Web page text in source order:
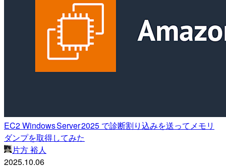
EC2 Windows Server 2025 で診断割り込みを送ってメモリ
ダンプを取得してみた
片方 裕人
2025.10.06